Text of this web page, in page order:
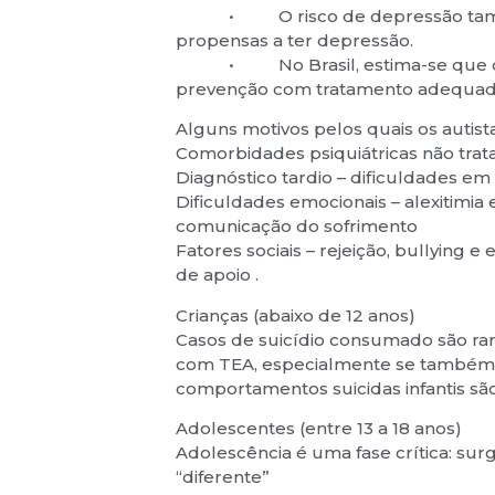
• O risco de depressão
propensas a ter depressão.
• No Brasil, estima-se que
prevenção com tratamento
Alguns motivos pelos quais os
Comorbidades psiquiátricas não
Diagnóstico tardio – dificuldades
Dificuldades emocionais – alexitimia
comunicação do sofrimento
Fatores sociais – rejeição, bullying
de apoio .
Crianças (abaixo de 12 anos)
Casos de suicídio consumado são
com TEA, especialmente se
comportamentos suicidas infantis
Adolescentes (entre 13 a 18 anos)
Adolescência é uma fase crítica:
“diferente”